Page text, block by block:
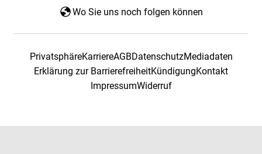
Wo Sie uns noch folgen können
PrivatsphäreKarriereAGBDatenschutzMediadaten
Erklärung zur BarrierefreiheitKündigungKontakt
ImpressumWiderruf